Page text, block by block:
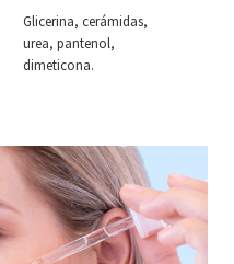
Glicerina, cerámidas,
urea, pantenol,
dimeticona.